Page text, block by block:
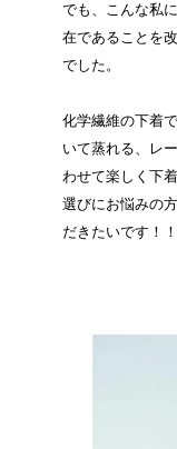
でも、こんな私
在であることを
でした。
化学繊維の下着
いて蒸れる、レ
わせて楽しく下
選びにお悩みの
だきたいです！！